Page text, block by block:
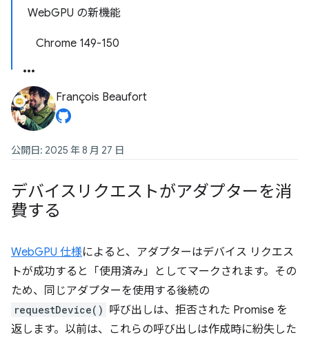
WebGPU の新機能
Chrome 149-150
François Beaufort
公開日: 2025 年 8 月 27 日
デバイスリクエストがアダプターを消
費する
WebGPU 仕様によると、アダプターはデバイス リクエス
トが成功すると「使用済み」としてマークされます。その
ため、同じアダプターを使用する後続の
requestDevice() 呼び出しは、拒否された Promise を
返します。以前は、これらの呼び出しは作成時に紛失した